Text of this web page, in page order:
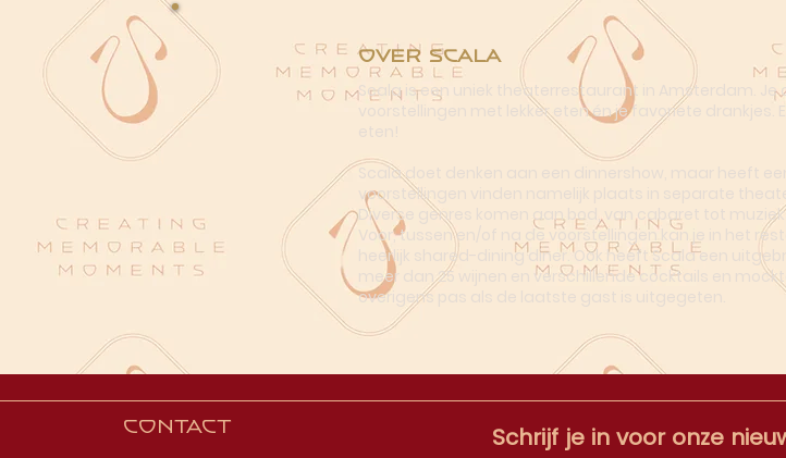
Over Scala
Scala is een uniek theaterrestaurant in Amsterdam. Je
voorstellingen met lekker eten én je favoriete drankjes.
Scala doet denken aan een dinnershow, maar heeft
voorstellingen vinden namelijk plaats in separate
Diverse genres komen aan bod, van cabaret tot
Voor, tussen en/of na de voorstellingen kan je in het
heerlijk shared-dining diner. Ook heeft Scala een
meer dan 25 wijnen en verschillende cocktails en
overigens pas als de laatste gast is uitgegeten.
Contact Schrijf je in voor onze